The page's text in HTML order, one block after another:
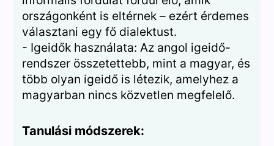
országonként is eltérnek – ezért érdemes
választani egy fő dialektust.
- Igeidők használata: Az angol igeidő-
rendszer összetettebb, mint a magyar, és
több olyan igeidő is létezik, amelyhez a
magyarban nincs közvetlen megfelelő.
Tanulási módszerek: